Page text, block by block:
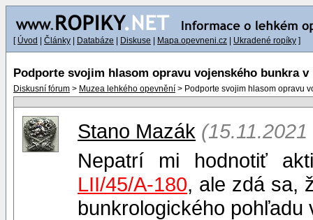
[ Úvod Články Databáze Diskuse Mapa.opevneni.cz Ukradené ropíky ]
Podporte svojim hlasom opravu vojenského bunkra
Diskusní fórum > Muzea lehkého opevnění > Podporte svojim hlasom opravu
Stano Mazák
Nepatrí mi hodnotiť
LII/45/A-180, ale zdá sa,
bunkrologického pohľadu